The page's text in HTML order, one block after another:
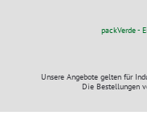
packVerde -
Unsere Angebote gelten für
Die Bestellungen